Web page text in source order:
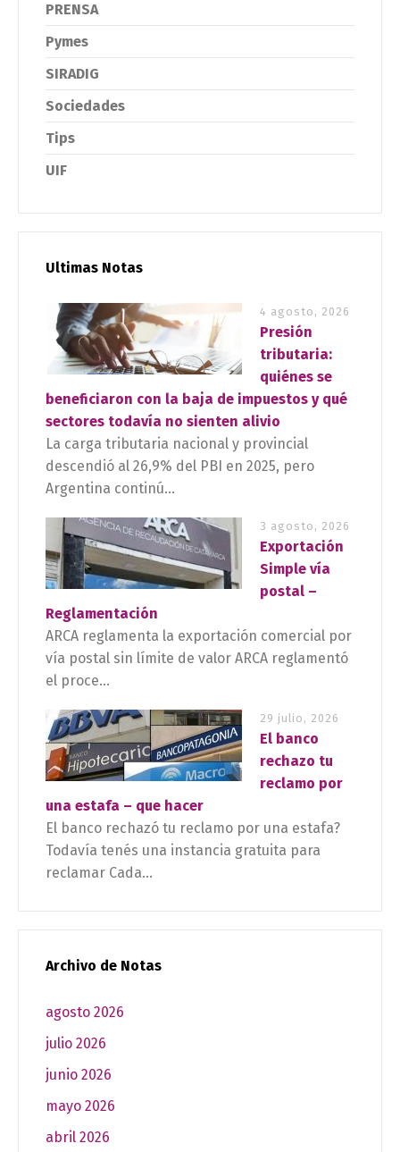
PRENSA
Pymes
SIRADIG
Sociedades
Tips
UIF
Ultimas Notas
4 agosto, 2026
Presión
tributaria:
quiénes se
beneficiaron con la baja de impuestos y qué
sectores todavía no sienten alivio
La carga tributaria nacional y provincial
descendió al 26,9% del PBI en 2025, pero
Argentina continú...
3 agosto, 2026
Exportación
Simple vía
postal –
Reglamentación
ARCA reglamenta la exportación comercial por
vía postal sin límite de valor ARCA reglamentó
el proce...
29 julio, 2026
El banco
rechazo tu
reclamo por
una estafa – que hacer
El banco rechazó tu reclamo por una estafa?
Todavía tenés una instancia gratuita para
reclamar Cada...
Archivo de Notas
agosto 2026
julio 2026
junio 2026
mayo 2026
abril 2026